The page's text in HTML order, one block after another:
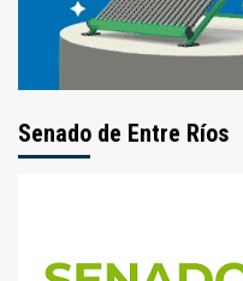
Senado de Entre Ríos